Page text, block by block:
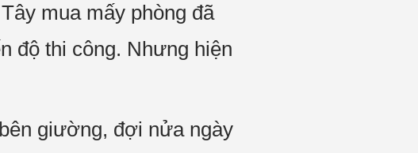
mua mấy phòng đã
độ thi công. Nhưng hiện
giường, đợi nửa ngày